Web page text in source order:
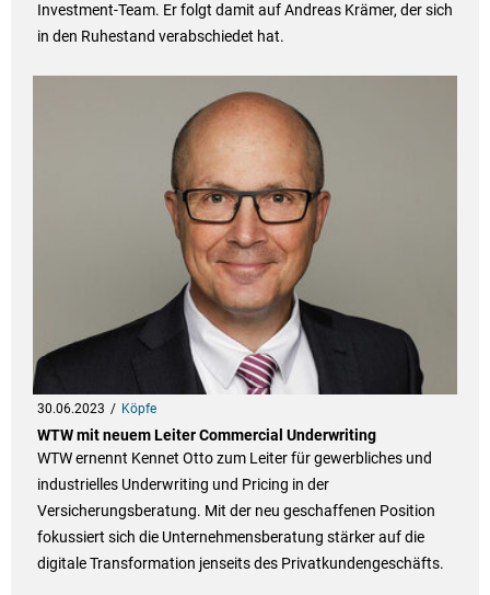
Investment-Team. Er folgt damit auf Andreas Krämer, der sich
in den Ruhestand verabschiedet hat.
30.06.2023 Köpfe
WTW mit neuem Leiter Commercial Underwriting
WTW ernennt Kennet Otto zum Leiter für gewerbliches und
industrielles Underwriting und Pricing in der
Versicherungsberatung. Mit der neu geschaffenen Position
fokussiert sich die Unternehmensberatung stärker auf die
digitale Transformation jenseits des Privatkundengeschäfts.